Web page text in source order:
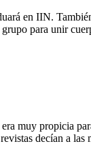
en IIN.
para unir
muy propicia
decían a las